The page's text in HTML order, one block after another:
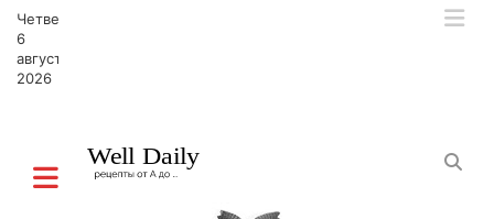
Четверг,
6
августа,
2026